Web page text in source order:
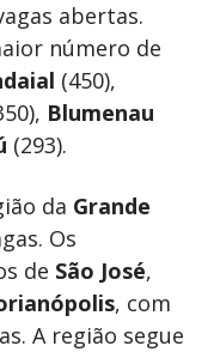
abertas.
número de
(450),
Blumenau
(293).
da Grande
Os
de São José,
, com
A região segue